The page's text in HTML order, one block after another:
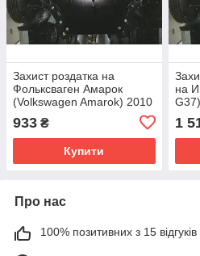
Захист роздатка на
Фольксваген Амарок
(Volkswagen Amarok) 2010
933 ₴
Купити
на
1
Про нас
100% позитивних з 15 відгуків